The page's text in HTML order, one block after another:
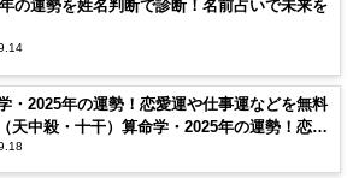
の運勢を姓名判断で診断！名前占いで未来を
・2025年の運勢！恋愛運や仕事運などを無料
天中殺・十干）算命学・2025年の運勢！恋愛
事運などを無料鑑定（天中殺・十干）